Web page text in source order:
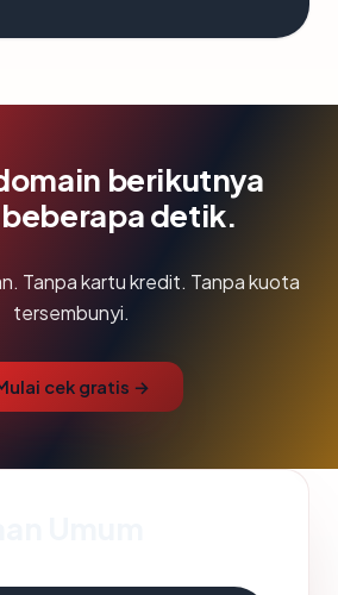
berikutnya
detik.
Tanpa kartu kredit. Tanpa kuota
tersembunyi.
cek gratis →